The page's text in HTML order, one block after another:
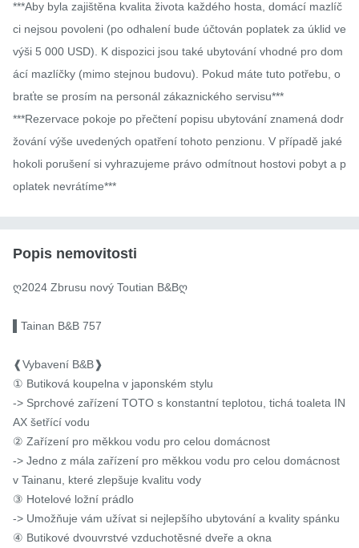
***Aby byla zajištěna kvalita života každého hosta, domácí mazlíč
ci nejsou povoleni (po odhalení bude účtován poplatek za úklid ve
výši 5 000 USD). K dispozici jsou také ubytování vhodné pro dom
ácí mazlíčky (mimo stejnou budovu). Pokud máte tuto potřebu, o
braťte se prosím na personál zákaznického servisu***
***Rezervace pokoje po přečtení popisu ubytování znamená dodr
žování výše uvedených opatření tohoto penzionu. V případě jaké
hokoli porušení si vyhrazujeme právo odmítnout hostovi pobyt a p
oplatek nevrátíme***
Popis nemovitosti
ღ2024 Zbrusu nový Toutian B&Bღ
▌Tainan B&B 757
❰Vybavení B&B❱
① Butiková koupelna v japonském stylu
-> Sprchové zařízení TOTO s konstantní teplotou, tichá toaleta IN
AX šetřící vodu
② Zařízení pro měkkou vodu pro celou domácnost
-> Jedno z mála zařízení pro měkkou vodu pro celou domácnost
v Tainanu, které zlepšuje kvalitu vody
③ Hotelové ložní prádlo
-> Umožňuje vám užívat si nejlepšího ubytování a kvality spánku
④ Butikové dvouvrstvé vzduchotěsné dveře a okna